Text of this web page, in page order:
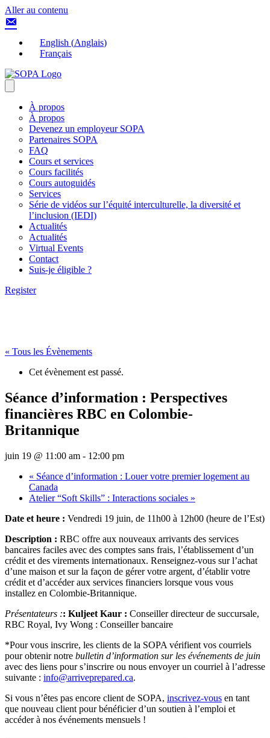
Aller au contenu
English (Anglais)
Français
À propos
À propos
Devenez un employeur SOPA
Partenaires SOPA
FAQ
Cours et services
Cours facilités
Cours autoguidés
Services
Série de vidéos sur l’équité interculturelle, la diversité et
l’inclusion (IEDI)
Actualités
Actualités
Virtual Events
Contact
Suis-je éligible ?
Register
« Tous les Évènements
Cet évènement est passé.
Séance d’information : Perspectives
financières RBC en Colombie-
Britannique
juin 19 @ 11:00 am - 12:00 pm
« Séance d’information : Louer votre premier logement au
Canada
Atelier “Soft Skills” : Interactions sociales »
Date et heure : Vendredi 19 juin, de 11h00 à 12h00 (heure de l’Est)
Description : RBC offre aux nouveaux arrivants des services
bancaires faciles avec des comptes sans frais, l’établissement d’un
crédit et des virements internationaux. Renseignez-vous sur l’achat
d’une maison et sur la façon de gérer votre argent, d’établir votre
crédit et d’accéder aux services financiers lorsque vous vous
installez en Colombie-Britannique.
Présentateurs :: Kuljeet Kaur : Conseiller directeur de succursale,
RBC Royal, Ivy Wong : Conseiller bancaire
*Pour vous inscrire, les clients de la SOPA vérifient vos courriels
pour obtenir notre bulletin d’information sur les événements de juin
avec des liens pour s’inscrire ou nous envoyer un courriel à l’adresse
suivante : info@arriveprepared.ca.
Si vous n’êtes pas encore client de SOPA, inscrivez-vous en tant
que nouveau client pour bénéficier d’un soutien à l’emploi et
accéder à nos événements mensuels !